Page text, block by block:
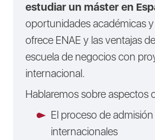
estudiar un máster en
oportunidades académicas
ofrece ENAE y las ventajas
escuela de negocios con
internacional.
Hablaremos sobre aspectos
El proceso de
internacionales